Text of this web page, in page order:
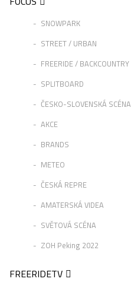
SNOWPARK
STREET / URBAN
FREERIDE / BACKCOUNTRY
SPLITBOARD
ČESKO-SLOVENSKÁ SCÉNA
AKCE
BRANDS
METEO
ČESKÁ REPRE
AMATERSKÁ VIDEA
SVĚTOVÁ SCÉNA
ZOH Peking 2022
FREERIDETV